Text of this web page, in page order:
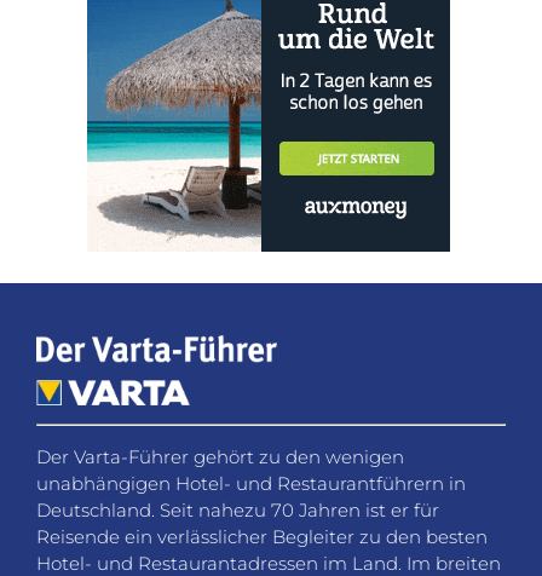
Der Varta-Führer gehört zu den wenigen
unabhängigen Hotel- und Restaurantführern in
Deutschland. Seit nahezu 70 Jahren ist er für
Reisende ein verlässlicher Begleiter zu den besten
Hotel- und Restaurantadressen im Land. Im breiten